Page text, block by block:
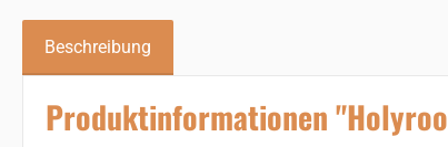
Beschreibung
Produktinformationen